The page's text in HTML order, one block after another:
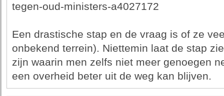
tegen-oud-ministers-a4027172
Een drastische stap en de vraag is of ze
onbekend terrein). Niettemin laat de stap
zijn waarin men zelfs niet meer genoegen
een overheid beter uit de weg kan blijven.